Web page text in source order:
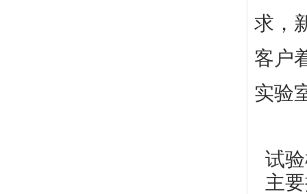
求，
客户
实验
试
主